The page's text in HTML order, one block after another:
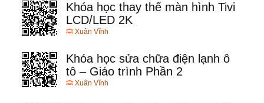
Khóa học thay thế màn hình Tivi
LCD/LED 2K
Xuân Vĩnh
Khóa học sửa chữa điện lạnh ô
tô – Giáo trình Phần 2
Xuân Vĩnh